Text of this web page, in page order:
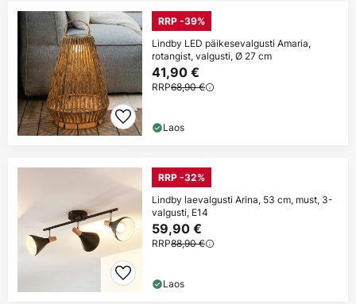
RRP -39%
Lindby LED päikesevalgusti Amaria,
rotangist, valgusti, Ø 27 cm
41,90 €
RRP68,90 €
Laos
RRP -32%
Lindby laevalgusti Arina, 53 cm, must, 3-
valgusti, E14
59,90 €
RRP88,90 €
Laos